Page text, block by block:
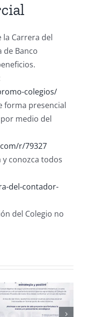
la Carrera del
Banco
colegios/
forma presencial
medio del
r/79327
conozca todos
del-contador-
del Colegio no